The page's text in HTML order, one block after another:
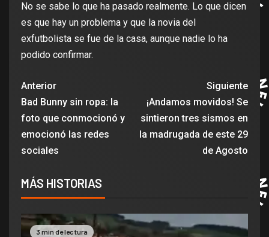
No se sabe lo que ha pasado realmente. Lo que dicen
es que hay un problema y que la novia del
exfutbolista se fue de la casa, aunque nadie lo ha
podido confirmar.
Anterior
Bad Bunny sin ropa: la
foto que conmocionó y
emocionó las redes
sociales
Siguiente
¡Andamos movidos! Se
sintieron tres sismos en
la madrugada de este 29
de Agosto
MÁS HISTORIAS
3 min de lectura